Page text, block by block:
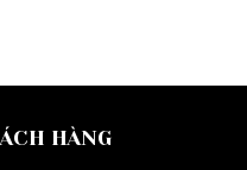
HÀNG